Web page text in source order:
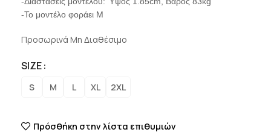
-Το μοντέλο φοράει Μ
Προσωρινά Μη Διαθέσιμο
SIZE
S M L XL 2XL
Πρόσθήκη στην λίστα επιθυμιών